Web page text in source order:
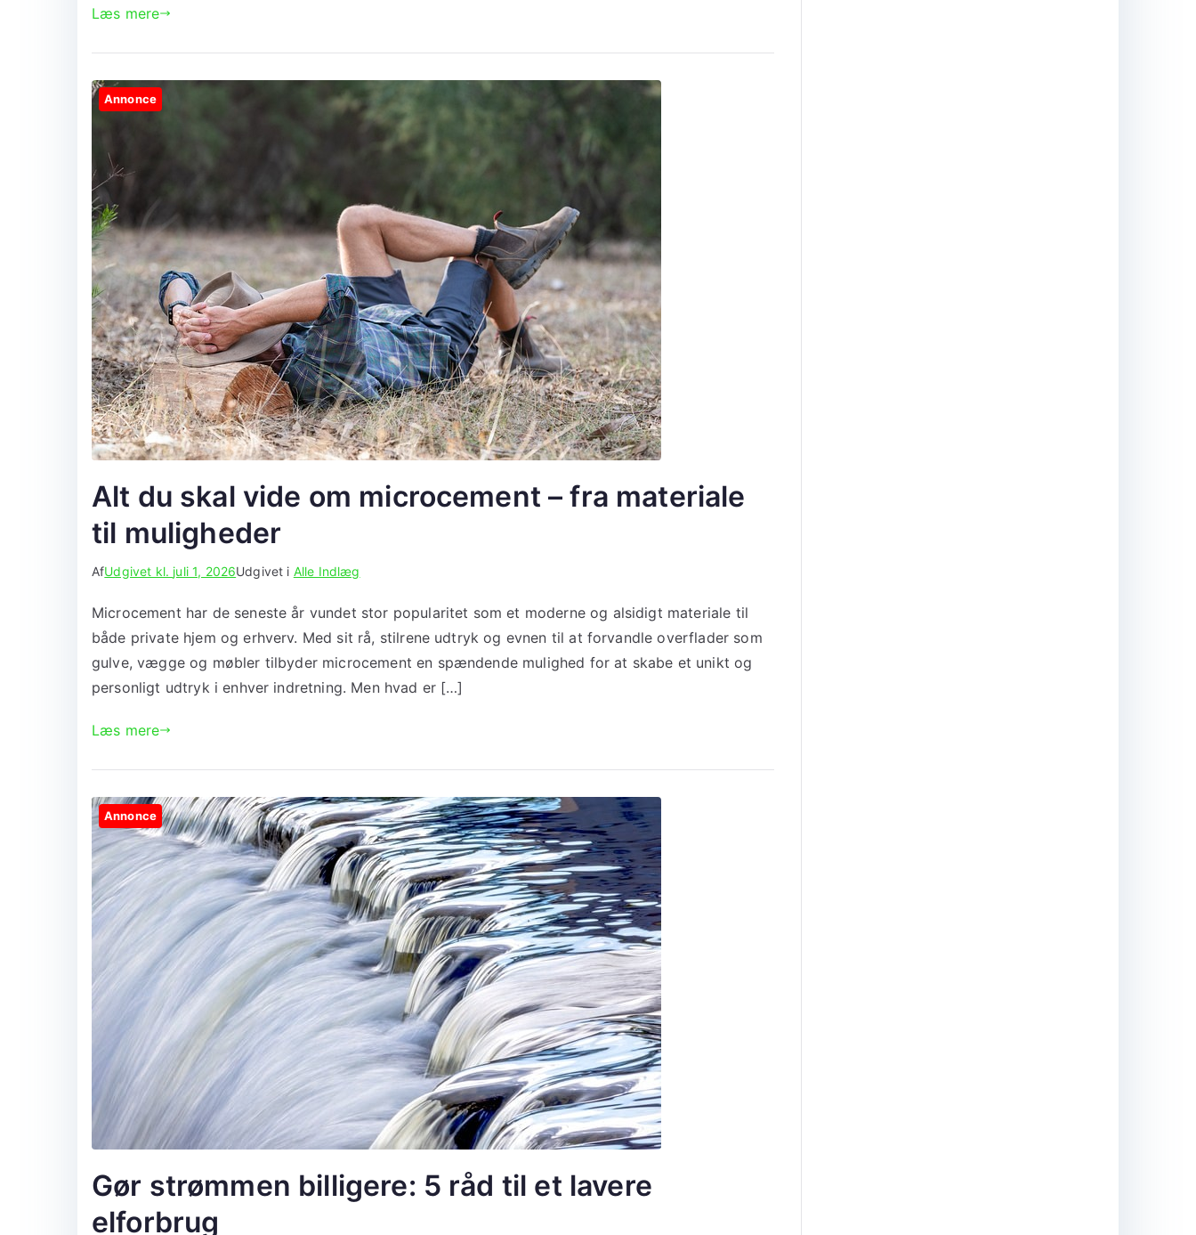
Læs mere
Annonce
Alt du skal vide om microcement – fra materiale
til muligheder
AfUdgivet kl. juli 1, 2026Udgivet i Alle Indlæg
Microcement har de seneste år vundet stor popularitet som et moderne og alsidigt materiale til
både private hjem og erhverv. Med sit rå, stilrene udtryk og evnen til at forvandle overflader som
gulve, vægge og møbler tilbyder microcement en spændende mulighed for at skabe et unikt og
personligt udtryk i enhver indretning. Men hvad er […]
Læs mere
Annonce
Gør strømmen billigere: 5 råd til et lavere
elforbrug